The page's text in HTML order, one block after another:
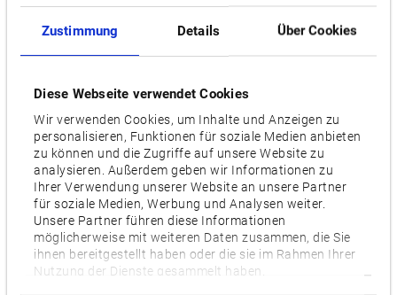
Zustimmung Details Über Cookies
Diese Webseite verwendet Cookies
Wir verwenden Cookies, um Inhalte und Anzeigen zu
personalisieren, Funktionen für soziale Medien anbieten
zu können und die Zugriffe auf unsere Website zu
analysieren. Außerdem geben wir Informationen zu
Ihrer Verwendung unserer Website an unsere Partner
für soziale Medien, Werbung und Analysen weiter.
Unsere Partner führen diese Informationen
möglicherweise mit weiteren Daten zusammen, die Sie
ihnen bereitgestellt haben oder die sie im Rahmen Ihrer
Nutzung der Dienste gesammelt haben.
Repeatability
+/- 0.05mm
Environmental specification
IP76
End effector stocker